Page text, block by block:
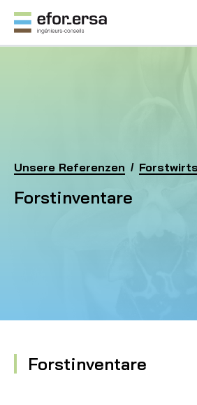
EFOR-ERSA
Homepage
Unsere Referenzen
Forstinventare
Forstinventare
Français
Deutsch
(Aktuelle Webseite)
Forstinventare